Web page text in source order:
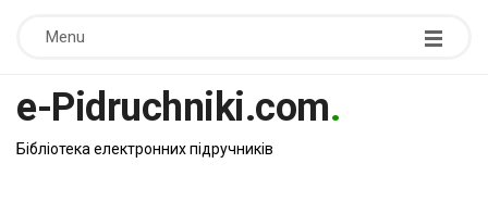
Menu
e-Pidruchniki.com.
Бібліотека електронних підручників